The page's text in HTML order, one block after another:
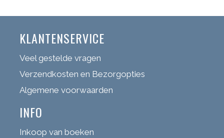
KLANTENSERVICE
Veel gestelde vragen
Verzendkosten en Bezorgopties
Algemene voorwaarden
INFO
Inkoop van boeken